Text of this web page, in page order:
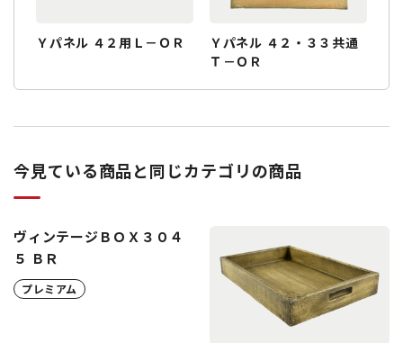
Ｙパネル ４２用Ｌ－ＯＲ
Ｙパネル ４２・３３共通
Ｔ－ＯＲ
今見ている商品と同じカテゴリの商品
ヴィンテージＢＯＸ３０４
５ ＢＲ
プレミアム